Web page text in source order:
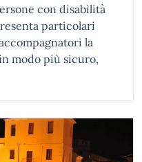
con disabilità
particolari
la
modo più sicuro,